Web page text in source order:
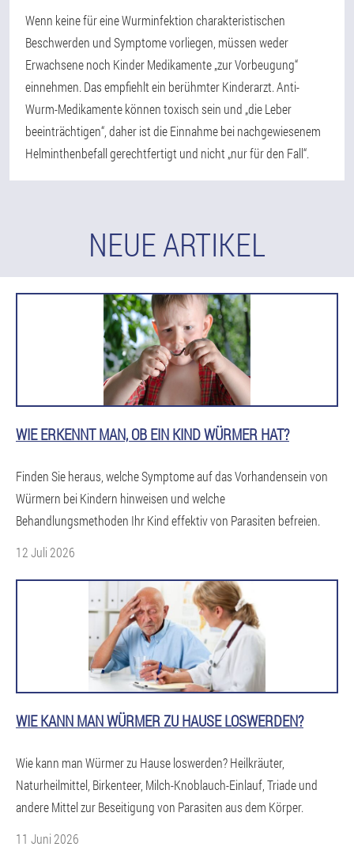
Wenn keine für eine Wurminfektion charakteristischen
Beschwerden und Symptome vorliegen, müssen weder
Erwachsene noch Kinder Medikamente „zur Vorbeugung“
einnehmen. Das empfiehlt ein berühmter Kinderarzt. Anti-
Wurm-Medikamente können toxisch sein und „die Leber
beeinträchtigen“, daher ist die Einnahme bei nachgewiesenem
Helminthenbefall gerechtfertigt und nicht „nur für den Fall“.
NEUE ARTIKEL
WIE ERKENNT MAN, OB EIN KIND WÜRMER HAT?
Finden Sie heraus, welche Symptome auf das Vorhandensein von
Würmern bei Kindern hinweisen und welche
Behandlungsmethoden Ihr Kind effektiv von Parasiten befreien.
12 Juli 2026
WIE KANN MAN WÜRMER ZU HAUSE LOSWERDEN?
Wie kann man Würmer zu Hause loswerden? Heilkräuter,
Naturheilmittel, Birkenteer, Milch-Knoblauch-Einlauf, Triade und
andere Mittel zur Beseitigung von Parasiten aus dem Körper.
11 Juni 2026